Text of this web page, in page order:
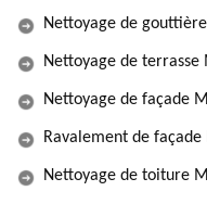
Nettoyage de
Nettoyage de terrasse
Nettoyage de façade
Ravalement de
Nettoyage de toiture